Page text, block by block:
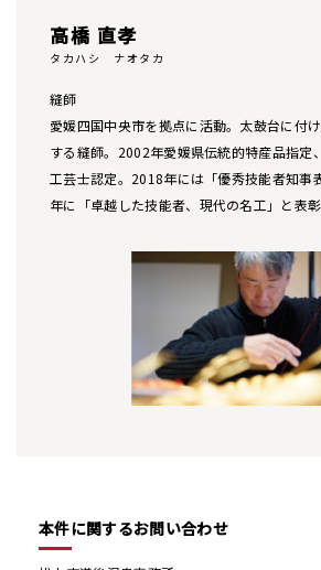
高橋 直孝
タカハシ ナオタカ
縫師
愛媛四国中央市を拠点に活動。太鼓台に付
する縫師。2002年愛媛県伝統的特産品指定
工芸士認定。2018年には「優秀技能者知事
年に「卓越した技能者、現代の名工」と表彰
本件に関するお問い合わせ